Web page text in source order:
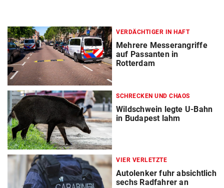
VERDÄCHTIGER IN HAFT
Mehrere Messerangriffe
auf Passanten in
Rotterdam
SCHRECKEN UND CHAOS
Wildschwein legte U-Bahn
in Budapest lahm
VIER VERLETZTE
Autolenker fuhr absichtlich
sechs Radfahrer an